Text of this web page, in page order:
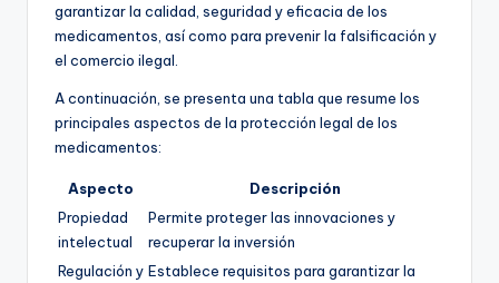
garantizar la calidad, seguridad y eficacia de los
medicamentos, así como para prevenir la falsificación y
el comercio ilegal.
A continuación, se presenta una tabla que resume los
principales aspectos de la protección legal de los
medicamentos:
Aspecto
Descripción
Propiedad
intelectual
Permite proteger las innovaciones y
recuperar la inversión
Regulación y Establece requisitos para garantizar la